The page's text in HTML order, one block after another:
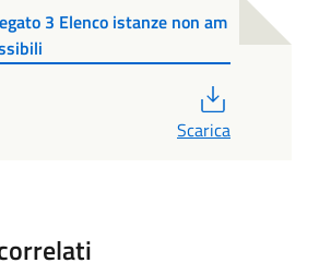
3 Elenco istanze non am
Scarica